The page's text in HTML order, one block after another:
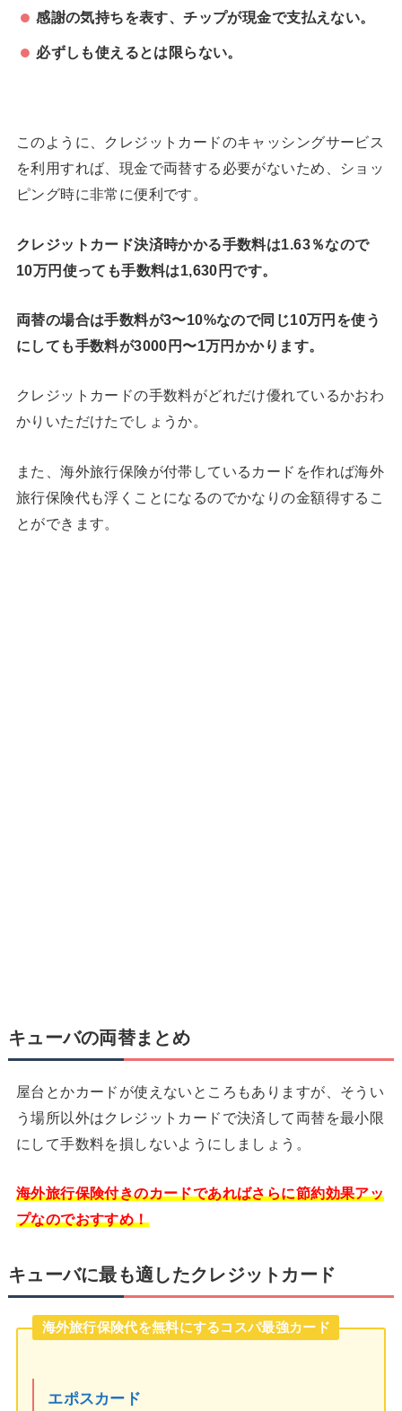
感謝の気持ちを表す、チップが現金で支払えない。
必ずしも使えるとは限らない。
このように、クレジットカードのキャッシングサービス
を利用すれば、現金で両替する必要がないため、ショッ
ピング時に非常に便利です。
クレジットカード決済時かかる手数料は1.63％なので
10万円使っても手数料は1,630円です。
両替の場合は手数料が3〜10%なので同じ10万円を使う
にしても手数料が3000円〜1万円かかります。
クレジットカードの手数料がどれだけ優れているかおわ
かりいただけたでしょうか。
また、海外旅行保険が付帯しているカードを作れば海外
旅行保険代も浮くことになるのでかなりの金額得するこ
とができます。
キューバの両替まとめ
屋台とかカードが使えないところもありますが、そうい
う場所以外はクレジットカードで決済して両替を最小限
にして手数料を損しないようにしましょう。
海外旅行保険付きのカードであればさらに節約効果アッ
プなのでおすすめ！
キューバに最も適したクレジットカード
海外旅行保険代を無料にするコスパ最強カード
エポスカード